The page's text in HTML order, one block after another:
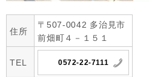
住所
〒507-0042 多治見市
前畑町４－１５１
TEL 0572-22-7111